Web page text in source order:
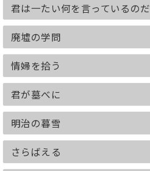
君は一たい何を言っているのだ
廃墟の学問
情婦を拾う
君が墓べに
明治の暮雪
さらばえる